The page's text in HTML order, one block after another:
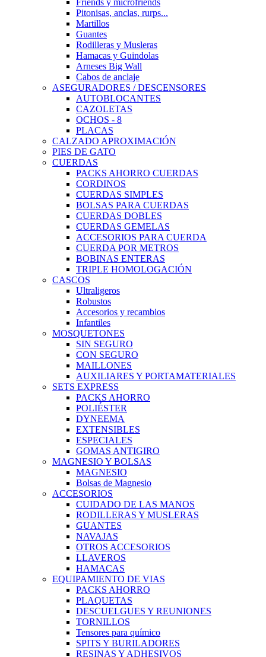
Friends y microfriends
Pitonisas, anclas, rurps...
Martillos
Guantes
Rodilleras y Musleras
Hamacas y Guindolas
Arneses Big Wall
Cabos de anclaje
ASEGURADORES / DESCENSORES
AUTOBLOCANTES
CAZOLETAS
OCHOS - 8
PLACAS
CALZADO APROXIMACIÓN
PIES DE GATO
CUERDAS
PACKS AHORRO CUERDAS
CORDINOS
CUERDAS SIMPLES
BOLSAS PARA CUERDAS
CUERDAS DOBLES
CUERDAS GEMELAS
ACCESORIOS PARA CUERDA
CUERDA POR METROS
BOBINAS ENTERAS
TRIPLE HOMOLOGACIÓN
CASCOS
Ultraligeros
Robustos
Accesorios y recambios
Infantiles
MOSQUETONES
SIN SEGURO
CON SEGURO
MAILLONES
AUXILIARES Y PORTAMATERIALES
SETS EXPRESS
PACKS AHORRO
POLIÉSTER
DYNEEMA
EXTENSIBLES
ESPECIALES
GOMAS ANTIGIRO
MAGNESIO Y BOLSAS
MAGNESIO
Bolsas de Magnesio
ACCESORIOS
CUIDADO DE LAS MANOS
RODILLERAS Y MUSLERAS
GUANTES
NAVAJAS
OTROS ACCESORIOS
LLAVEROS
HAMACAS
EQUIPAMIENTO DE VIAS
PACKS AHORRO
PLAQUETAS
DESCUELGUES Y REUNIONES
TORNILLOS
Tensores para químico
SPITS Y BURILADORES
RESINAS Y ADHESIVOS